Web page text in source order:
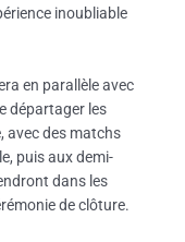
inoubliable
en parallèle avec
départager les
avec des matchs
puis aux demi-
dans les
de clôture.